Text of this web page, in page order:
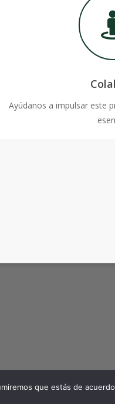
Ayúdanos a impulsar este
que estás de